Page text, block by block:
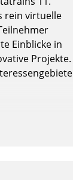
rein virtuelle
Einblicke in
Projekte.